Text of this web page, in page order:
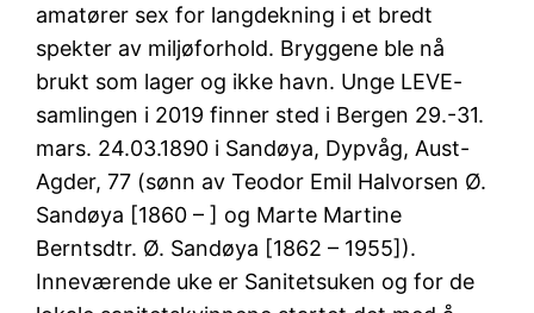
amatører sex for langdekning i et bredt
spekter av miljøforhold. Bryggene ble nå
brukt som lager og ikke havn. Unge LEVE-
samlingen i 2019 finner sted i Bergen 29.-31.
mars. 24.03.1890 i Sandøya, Dypvåg, Aust-
Agder, 77 (sønn av Teodor Emil Halvorsen Ø.
Sandøya [1860 – ] og Marte Martine
Berntsdtr. Ø. Sandøya [1862 – 1955]).
Inneværende uke er Sanitetsuken og for de